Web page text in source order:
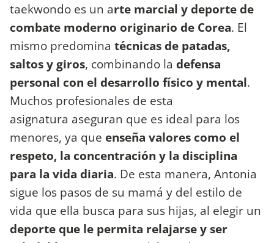
taekwondo es un arte marcial y deporte de
combate moderno originario de Corea. El
mismo predomina técnicas de patadas,
saltos y giros, combinando la defensa
personal con el desarrollo físico y mental.
Muchos profesionales de esta
asignatura aseguran que es ideal para los
menores, ya que enseña valores como el
respeto, la concentración y la disciplina
para la vida diaria. De esta manera, Antonia
sigue los pasos de su mamá y del estilo de
vida que ella busca para sus hijas, al elegir un
deporte que le permita relajarse y ser